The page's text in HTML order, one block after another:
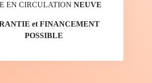
EN CIRCULATION NEUVE
et FINANCEMENT
POSSIBLE